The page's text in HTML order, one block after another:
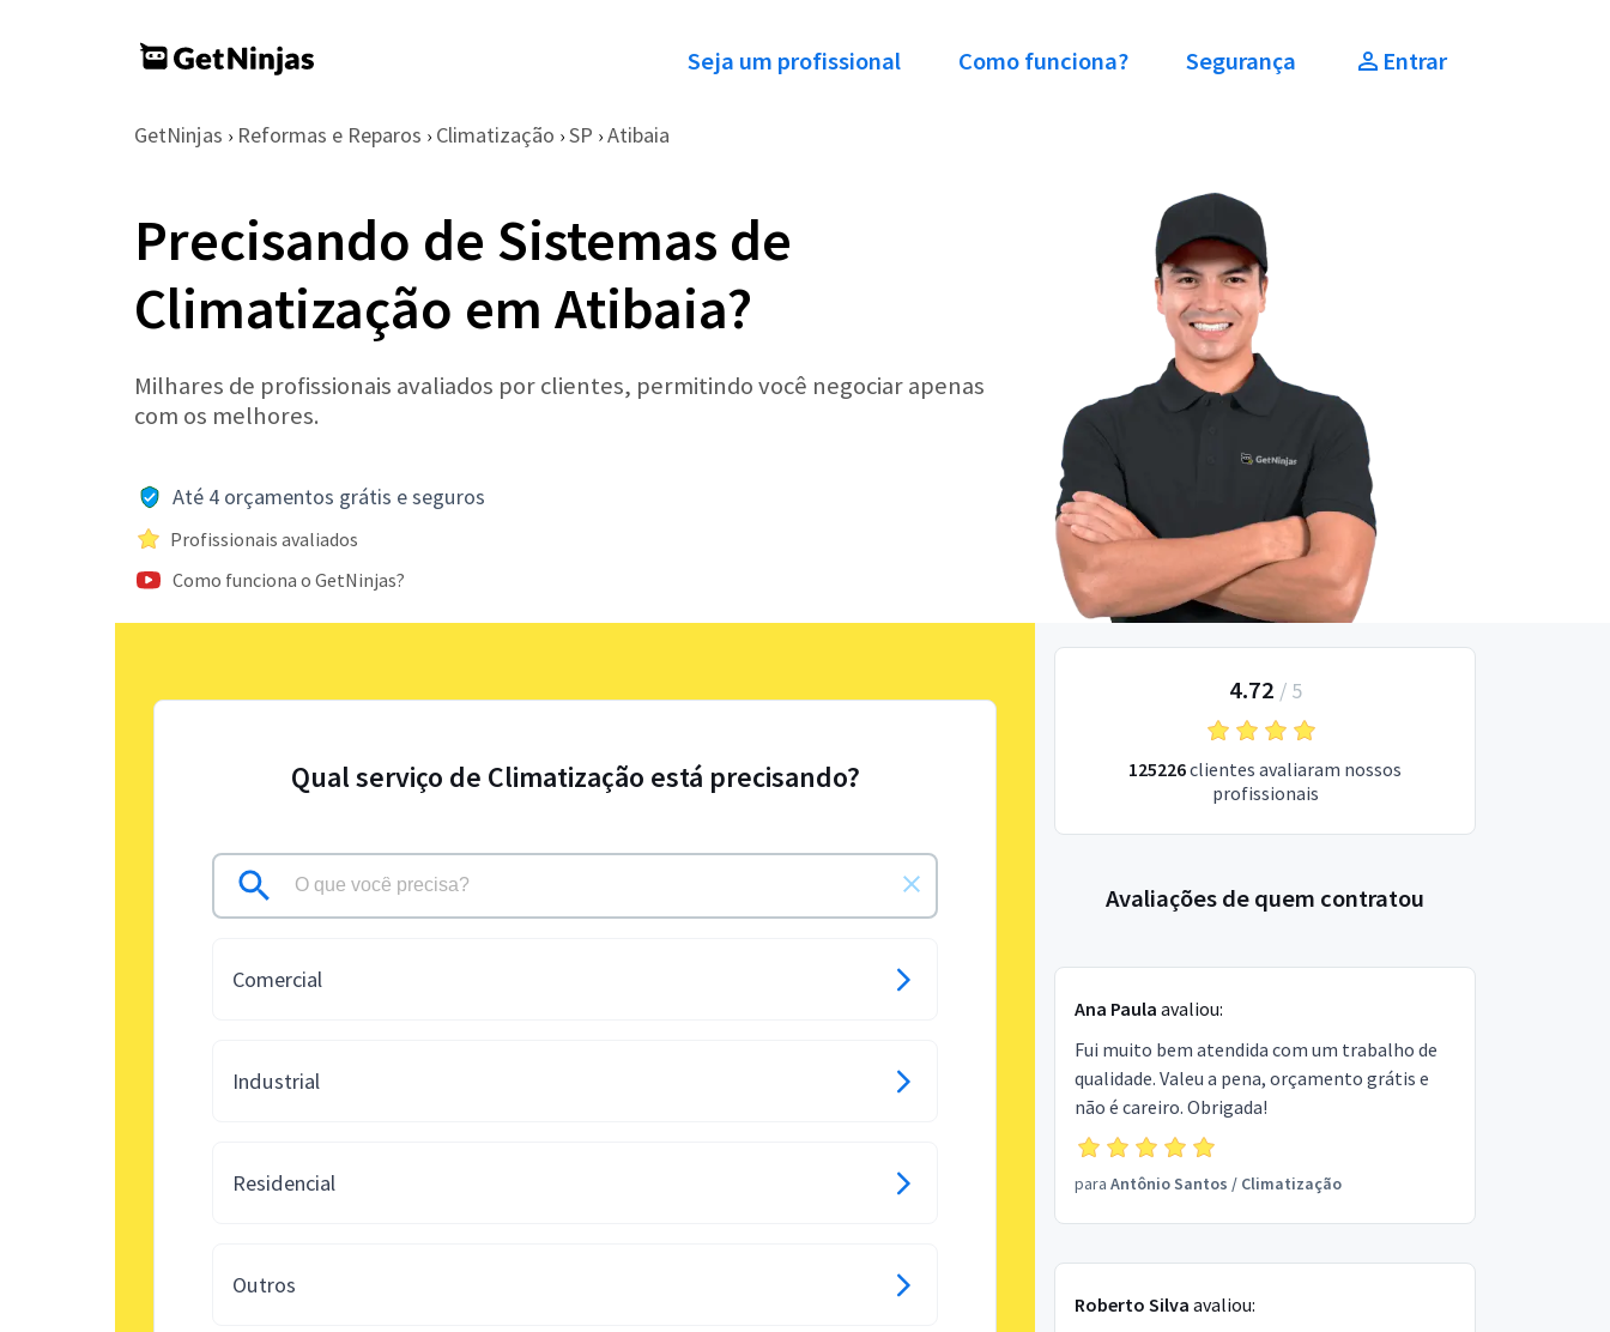
Seja um profissional Como funciona? Segurança Entrar
GetNinjas › Reformas e Reparos › Climatização › SP › Atibaia
Precisando de Sistemas de
Climatização em Atibaia?
Milhares de profissionais avaliados por clientes, permitindo você negociar apenas
com os melhores.
Até 4 orçamentos grátis e seguros
Profissionais avaliados
Como funciona o GetNinjas?
Qual serviço de Climatização está precisando?
Comercial
Industrial
Residencial
Outros
4.72 / 5
125226clientes avaliaram nossos
profissionais
Avaliações de quem contratou
Ana Paula avaliou:
Fui muito bem atendida com um trabalho de
qualidade. Valeu a pena, orçamento grátis e
não é careiro. Obrigada!
para Antônio Santos / Climatização
Roberto Silva avaliou: